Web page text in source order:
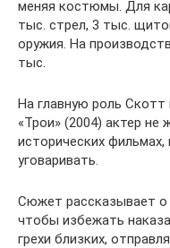
меняя костюмы. Для
тыс. стрел, 3 тыс.
оружия. На
тыс.
На главную роль Скотт
«Трои» (2004) актер
исторических
уговаривать.
Сюжет рассказывает о
чтобы избежать
грехи близких,